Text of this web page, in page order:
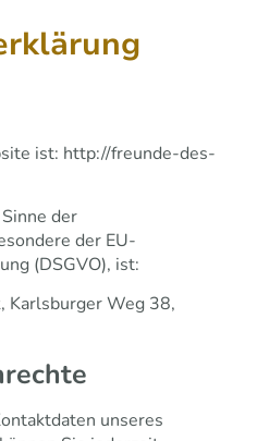
ist: http://freunde-des-
der
der EU-
(DSGVO), ist:
Karlsburger Weg 38,
unseres